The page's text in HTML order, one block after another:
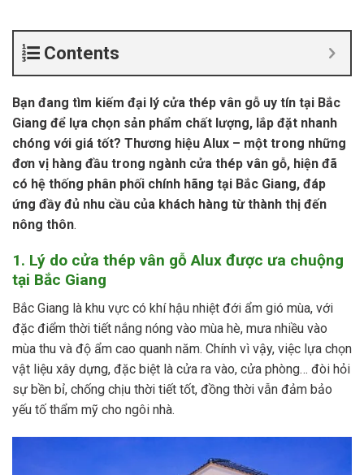
Contents
Bạn đang tìm kiếm đại lý cửa thép vân gỗ uy tín tại Bắc
Giang để lựa chọn sản phẩm chất lượng, lắp đặt nhanh
chóng với giá tốt? Thương hiệu Alux – một trong những
đơn vị hàng đầu trong ngành cửa thép vân gỗ, hiện đã
có hệ thống phân phối chính hãng tại Bắc Giang, đáp
ứng đầy đủ nhu cầu của khách hàng từ thành thị đến
nông thôn.
1. Lý do cửa thép vân gỗ Alux được ưa chuộng
tại Bắc Giang
Bắc Giang là khu vực có khí hậu nhiệt đới ẩm gió mùa, với
đặc điểm thời tiết nắng nóng vào mùa hè, mưa nhiều vào
mùa thu và độ ẩm cao quanh năm. Chính vì vậy, việc lựa chọn
vật liệu xây dựng, đặc biệt là cửa ra vào, cửa phòng… đòi hỏi
sự bền bỉ, chống chịu thời tiết tốt, đồng thời vẫn đảm bảo
yếu tố thẩm mỹ cho ngôi nhà.